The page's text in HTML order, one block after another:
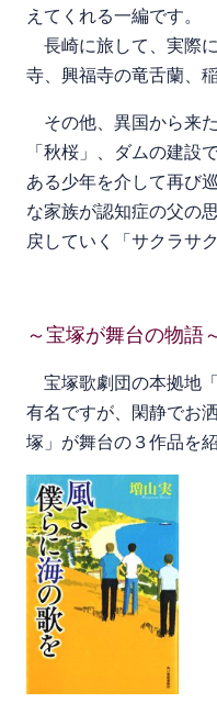
えてくれる一編です。
長崎に旅して、実際
寺、興福寺の竜舌蘭、
その他、異国から来
「秋桜」、ダムの建設
ある少年を介して再び
な家族が認知症の父の
戻していく「サクラサ
～宝塚が舞台の物語
宝塚歌劇団の本拠地
有名ですが、閑静でお
塚」が舞台の３作品を